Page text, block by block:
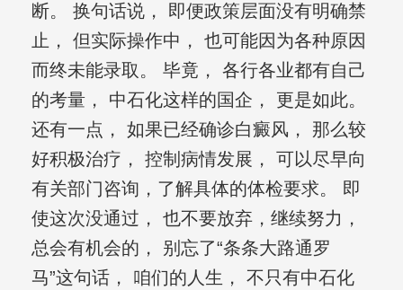
断。 换句话说， 即便政策层面没有明确禁
止， 但实际操作中， 也可能因为各种原因
而终未能录取。 毕竟， 各行各业都有自己
的考量， 中石化这样的国企， 更是如此。
还有一点， 如果已经确诊白癜风， 那么较
好积极治疗， 控制病情发展， 可以尽早向
有关部门咨询，了解具体的体检要求。 即
使这次没通过， 也不要放弃，继续努力，
总会有机会的， 别忘了“条条大路通罗
马”这句话， 咱们的人生， 不只有中石化